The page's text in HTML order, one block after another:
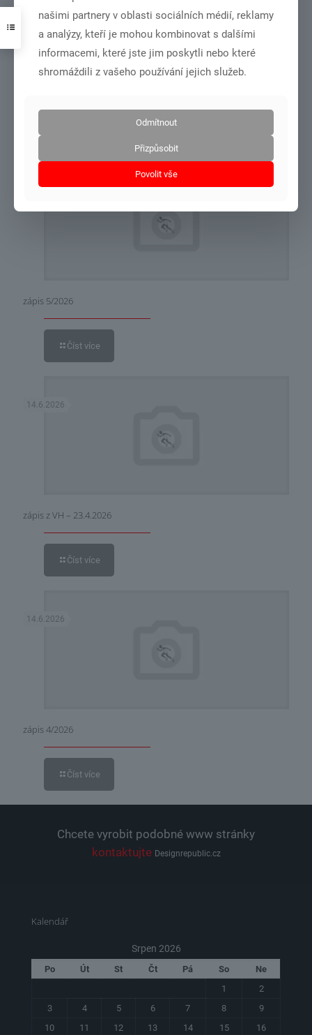
14.6.2026
zápis 5/2026
Číst více
14.6.2026
zápis z VH – 23.4.2026
Číst více
14.6.2026
zápis 4/2026
Číst více
Chcete vyrobit podobné www stránky
kontaktujte Designrepublic.cz
Kalendář
Srpen 2026
Po Út St Čt Pá So
Ne
1
2
3
4 5 6 7 8
9
10
11 12 13 14 15
16
našimi partnery v oblasti sociálních médií, reklamy
a analýzy, kteří je mohou kombinovat s dalšími
informacemi, které jste jim poskytli nebo které
shromáždili z vašeho používání jejich služeb.
Odmítnout
Přizpůsobit
Povolit vše